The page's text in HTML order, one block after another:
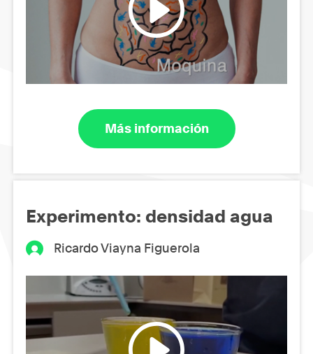
Más información
Experimento: densidad agua
Ricardo Viayna Figuerola